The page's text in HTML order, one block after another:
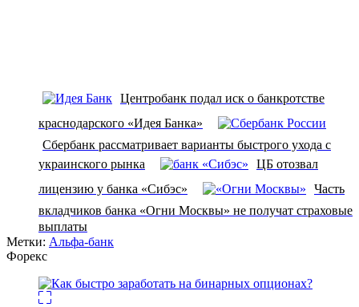
Центробанк подал иск о банкротстве
краснодарского «Идея Банка»
Сбербанк рассматривает варианты быстрого ухода с
украинского рынка
ЦБ отозвал
лицензию у банка «Сибэс»
Часть
вкладчиков банка «Огни Москвы» не получат страховые
выплаты
Метки: Альфа-банк
Форекс